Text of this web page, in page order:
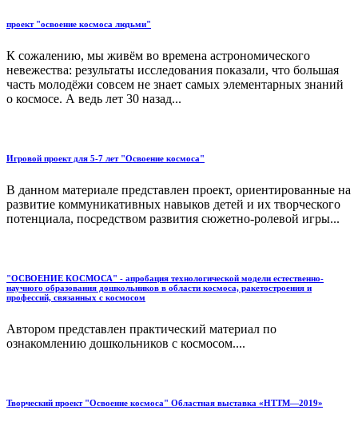
проект "освоение космоса людьми"
К сожалению, мы живём во времена астрономического
невежества: результаты исследования показали, что большая
часть молодёжи совсем не знает самых элементарных знаний
о космосе. А ведь лет 30 назад...
Игровой проект для 5-7 лет "Освоение космоса"
В данном материале представлен проект, ориентированные на
развитие коммуникативных навыков детей и их творческого
потенциала, посредством развития сюжетно-ролевой игры...
"ОСВОЕНИЕ КОСМОСА" - апробация технологической модели естественно-
научного образования дошкольников в области космоса, ракетостроения и
профессий, связанных с космосом
Автором представлен практический материал по
ознакомлению дошкольников с космосом....
Творческий проект "Освоение космоса" Областная выставка «НТТМ—2019»